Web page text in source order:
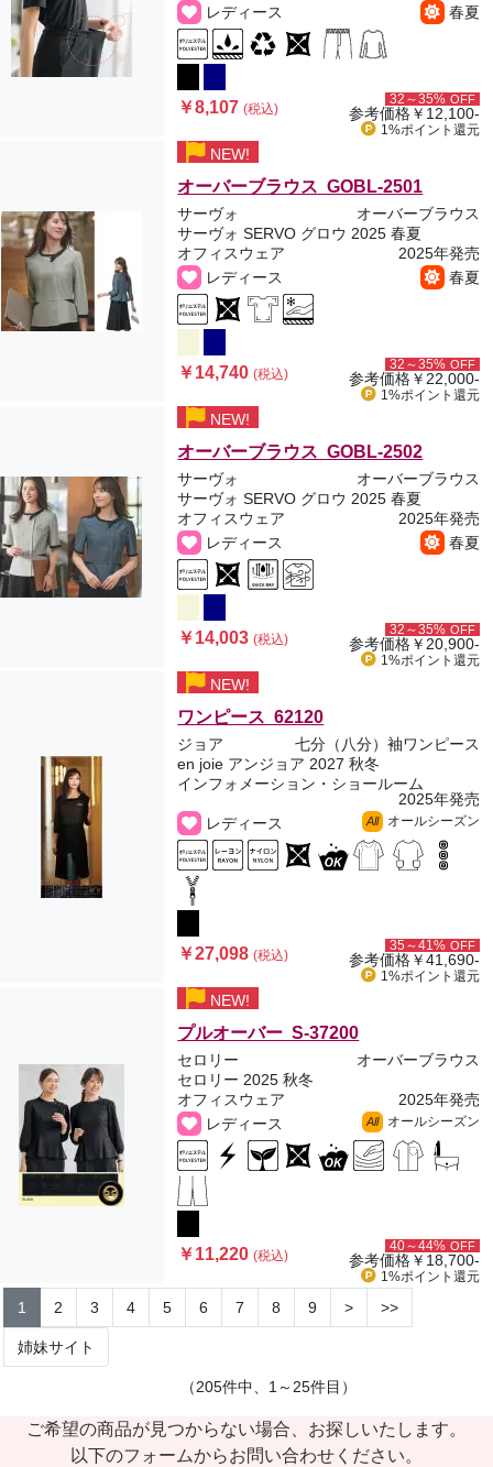
レディース
春夏
￥8,107(税込)
32～35% OFF
参考価格￥12,100-
1%ポイント 還元
NEW!
オーバーブラウス GOBL-2501
サーヴォ
オーバーブラウス
サーヴォ SERVO グロウ 2025 春夏
オフィスウェア
2025年発売
レディース
春夏
￥14,740(税込)
32～35% OFF
参考価格￥22,000-
1%ポイント 還元
NEW!
オーバーブラウス GOBL-2502
サーヴォ
オーバーブラウス
サーヴォ SERVO グロウ 2025 春夏
オフィスウェア
2025年発売
レディース
春夏
￥14,003(税込)
32～35% OFF
参考価格￥20,900-
1%ポイント 還元
NEW!
ワンピース 62120
ジョア
七分（八分）袖ワンピース
en joie アンジョア 2027 秋冬
インフォメーション・ショールーム
2025年発売
レディース
All オールシーズン
￥27,098(税込)
35～41% OFF
参考価格￥41,690-
1%ポイント 還元
NEW!
プルオーバー S-37200
セロリー
オーバーブラウス
セロリー 2025 秋冬
オフィスウェア
2025年発売
レディース
All オールシーズン
￥11,220(税込)
40～44% OFF
参考価格￥18,700-
1%ポイント 還元
1 2 3 4 5 6 7 8 9 > >>
姉妹サイト
（205件中、1～25件目）
ご希望の商品が見つからない場合、お探しいたします。
以下のフォームからお問い合わせください。